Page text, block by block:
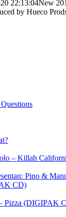
22:13:04New
by Hueco
– Killah
Pino &
CD)
Pizza (DIGIPAK